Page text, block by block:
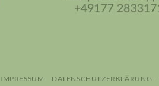
IMPRESSUM DATENSCHUTZERKLÄRUNG